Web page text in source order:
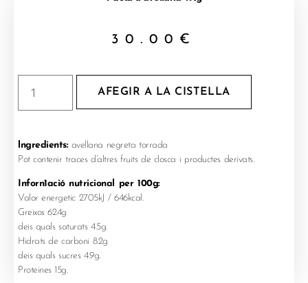
30.00 €
AFEGIR A LA CISTELLA
lngredients: avellana negreta torrada
Pot contenir traces d’altres fruits de closca i productes derivats.
Inforn1ació nutricional per 100g:
Valor energetic 2705kJ / 646kcal.
Greixos 62.4g
deis quals saturats 4.5g.
Hidrats de carboni 8.2g
deis quals sucres 4.9g.
Proteines 15g.